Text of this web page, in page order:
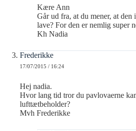
Kære Ann
Går ud fra, at du mener, at
lave? For den er nemlig super
Kh Nadia
Frederikke
17/07/2015 / 16:24
Hej nadia.
Hvor lang tid tror du pavlovaerne
lufttætbeholder?
Mvh Frederikke